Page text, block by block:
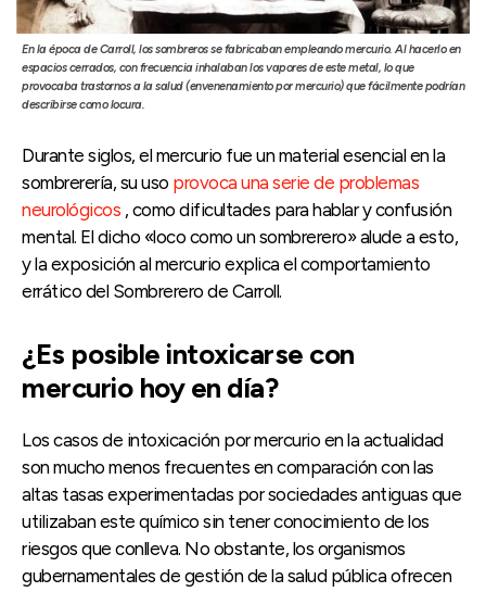
En la época de Carroll, los sombreros se fabricaban empleando mercurio. Al hacerlo en
espacios cerrados, con frecuencia inhalaban los vapores de este metal, lo que
provocaba trastornos a la salud (envenenamiento por mercurio) que fácilmente podrían
describirse como locura.
Durante siglos, el mercurio fue un material esencial en la
sombrerería, su uso provoca una serie de problemas
neurológicos , como dificultades para hablar y confusión
mental. El dicho «loco como un sombrerero» alude a esto,
y la exposición al mercurio explica el comportamiento
errático del Sombrerero de Carroll.
¿Es posible intoxicarse con
mercurio hoy en día?
Los casos de intoxicación por mercurio en la actualidad
son mucho menos frecuentes en comparación con las
altas tasas experimentadas por sociedades antiguas que
utilizaban este químico sin tener conocimiento de los
riesgos que conlleva. No obstante, los organismos
gubernamentales de gestión de la salud pública ofrecen